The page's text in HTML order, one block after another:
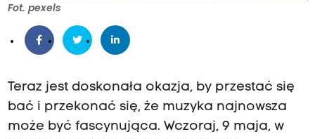
Fot. pexels
Teraz jest doskonała okazja, by przestać się
bać i przekonać się, że muzyka najnowsza
może być fascynująca. Wczoraj, 9 maja, w